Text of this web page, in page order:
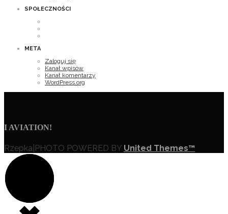
SPOŁECZNOŚCI
META
Zaloguj się
Kanał wpisów
Kanał komentarzy
WordPress.org
I AVIATION!
Rzepka|PHOTO POWERED BY United Themes™